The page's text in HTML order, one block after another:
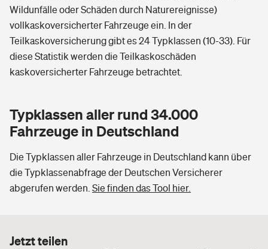
Wildunfälle oder Schäden durch Naturereignisse)
vollkaskoversicherter Fahrzeuge ein. In der
Teilkaskoversicherung gibt es 24 Typklassen (10-33). Für
diese Statistik werden die Teilkaskoschäden
kaskoversicherter Fahrzeuge betrachtet.
Typklassen aller rund 34.000
Fahrzeuge in Deutschland
Die Typklassen aller Fahrzeuge in Deutschland kann über
die Typklassenabfrage der Deutschen Versicherer
abgerufen werden. Sie finden das Tool hier.
Jetzt teilen